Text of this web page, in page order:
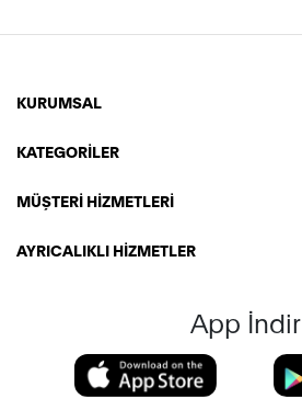
KURUMSAL
KATEGORİLER
MÜŞTERİ HİZMETLERİ
AYRICALIKLI HİZMETLER
App İndir